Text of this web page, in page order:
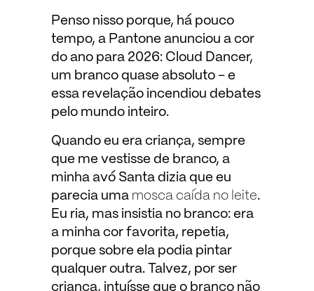
Penso nisso porque, há pouco
tempo, a Pantone anunciou a cor
do ano para 2026: Cloud Dancer,
um branco quase absoluto – e
essa revelação incendiou debates
pelo mundo inteiro.
Quando eu era criança, sempre
que me vestisse de branco, a
minha avó Santa dizia que eu
parecia uma mosca caída no leite.
Eu ria, mas insistia no branco: era
a minha cor favorita, repetia,
porque sobre ela podia pintar
qualquer outra. Talvez, por ser
criança, intuísse que o branco não